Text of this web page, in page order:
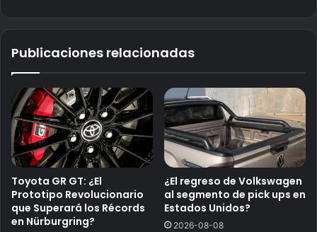
Publicaciones relacionadas
Toyota GR GT: ¿El
Prototipo Revolucionario
que Superará los Récords
en Nürburgring?
¿El regreso de Volkswagen
al segmento de pick ups en
Estados Unidos?
2026-08-08